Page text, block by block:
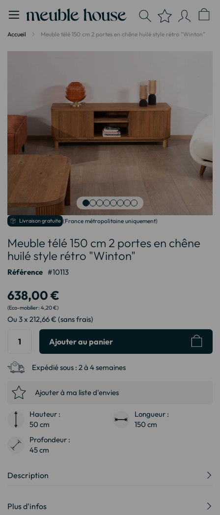
Accueil Meuble télé 150 cm 2 portes en chêne huilé style rétro "Winton"
galerie
d’images
Passer
début
de
la
Galerie
Livraison gratuite (France métropolitaine uniquement)
Meuble télé 150 cm 2 portes en chêne
huilé style rétro "Winton"
Référence 10113
638,00 €
4,20 €
Ou 3 x 212,66 € (sans frais)
Ajouter au panier
Expédié sous : 2 à 4 semaines
Ajouter à ma liste d'envies
Hauteur :
50 cm
Longueur :
150 cm
Profondeur :
45 cm
Description
Plus d'infos